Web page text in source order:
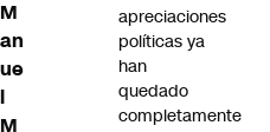
M
an
ue
l
M
apreciaciones
políticas ya
han
quedado
completamente